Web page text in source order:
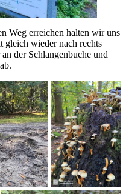
Weg erreichen halten wir uns
gleich wieder nach rechts
der Schlangenbuche und